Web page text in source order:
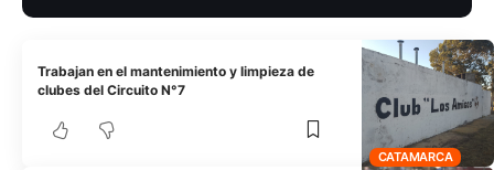
CATAMARCA
Trabajan en el mantenimiento y limpieza de
clubes del Circuito N°7